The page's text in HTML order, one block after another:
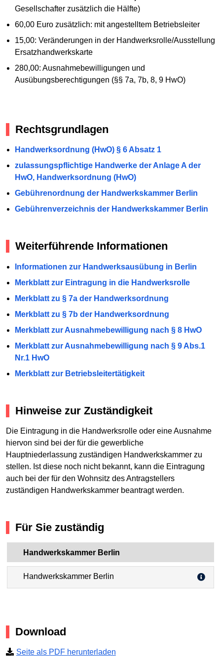
Gesellschafter zusätzlich die Hälfte)
60,00 Euro zusätzlich: mit angestelltem Betriebsleiter
15,00: Veränderungen in der Handwerksrolle/Ausstellung
Ersatzhandwerkskarte
280,00: Ausnahmebewilligungen und
Ausübungsberechtigungen (§§ 7a, 7b, 8, 9 HwO)
Rechtsgrundlagen
Handwerksordnung (HwO) § 6 Absatz 1
zulassungspflichtige Handwerke der Anlage A der
HwO, Handwerksordnung (HwO)
Gebührenordnung der Handwerkskammer Berlin
Gebührenverzeichnis der Handwerkskammer Berlin
Weiterführende Informationen
Informationen zur Handwerksausübung in Berlin
Merkblatt zur Eintragung in die Handwerksrolle
Merkblatt zu § 7a der Handwerksordnung
Merkblatt zu § 7b der Handwerksordnung
Merkblatt zur Ausnahmebewilligung nach § 8 HwO
Merkblatt zur Ausnahmebewilligung nach § 9 Abs.1
Nr.1 HwO
Merkblatt zur Betriebsleitertätigkeit
Hinweise zur Zuständigkeit
Die Eintragung in die Handwerksrolle oder eine Ausnahme
hiervon sind bei der für die gewerbliche
Hauptniederlassung zuständigen Handwerkskammer zu
stellen. Ist diese noch nicht bekannt, kann die Eintragung
auch bei der für den Wohnsitz des Antragstellers
zuständigen Handwerkskammer beantragt werden.
Für Sie zuständig
Handwerkskammer Berlin
Handwerkskammer Berlin
Download
Seite als PDF herunterladen